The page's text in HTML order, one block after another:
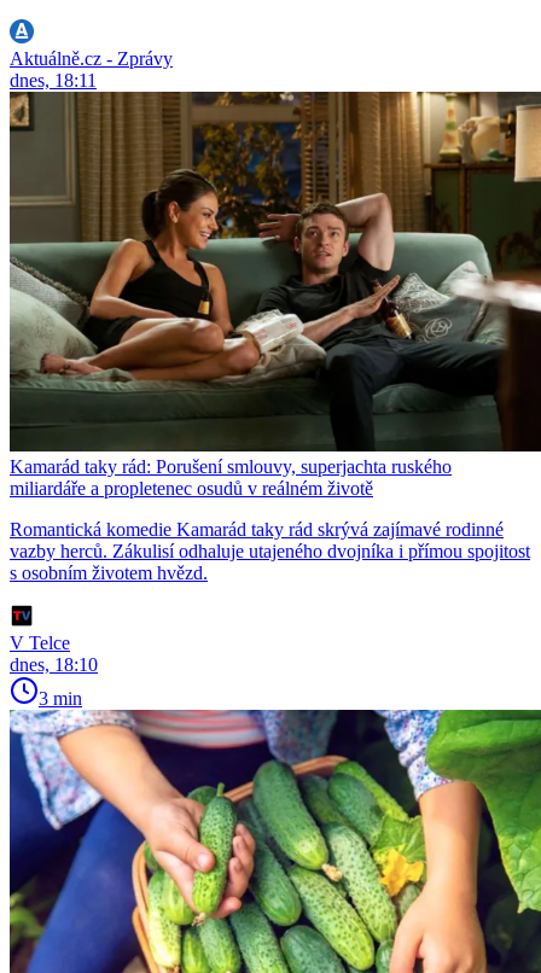
Aktuálně.cz - Zprávy
dnes, 18:11
Kamarád taky rád: Porušení smlouvy, superjachta ruského
miliardáře a propletenec osudů v reálném životě
Romantická komedie Kamarád taky rád skrývá zajímavé rodinné
vazby herců. Zákulisí odhaluje utajeného dvojníka i přímou spojitost
s osobním životem hvězd.
V Telce
dnes, 18:10
3 min